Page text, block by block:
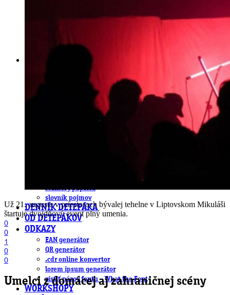
pracovné ponuky
pdf, ps, acrobat, distiller
fonty, písmo, typografia
farby a color management návody
rozmery papiera
slovník pojmov
DENNÍK DETEPÁKA
OD DETEPÁKOV
ODKAZY
EAN generátor
QR generátor
.cdr online konvertor
lorem ipsum generátor
zistiť názov fontu – What the Font
WORKSHOPY
Už 21. augusta v priestoroch bývalej tehelne v Liptovskom Mikuláši
štartuje dvojdňový event plný umenia.
0
0
1
0
0
Umelci z domácej aj zahraničnej scény